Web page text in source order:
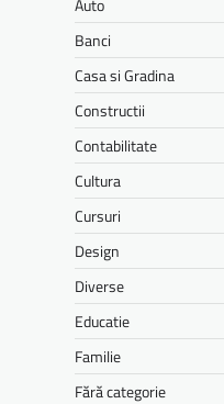
Auto
Banci
Casa si Gradina
Constructii
Contabilitate
Cultura
Cursuri
Design
Diverse
Educatie
Familie
Fără categorie